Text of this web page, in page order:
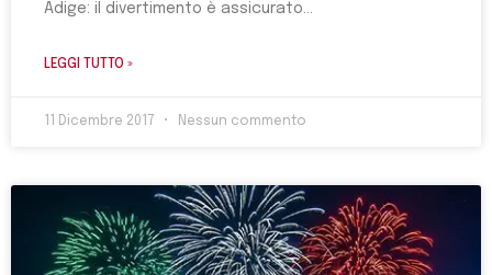
Adige: il divertimento è assicurato
LEGGI TUTTO »
11 Dicembre 2017 Nessun commento